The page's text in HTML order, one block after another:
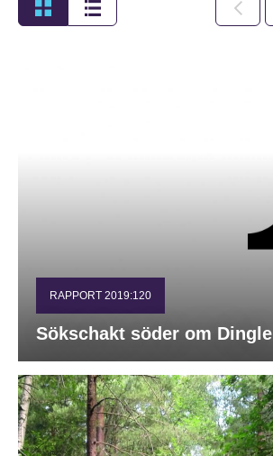
RAPPORT 2019:120
Sökschakt söder om Dingle